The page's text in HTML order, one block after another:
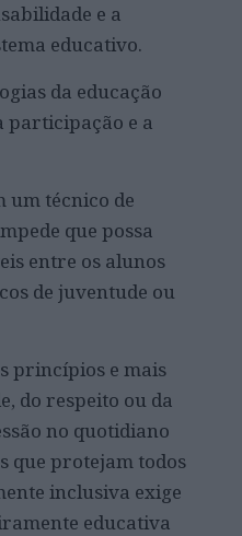
e a
educativo.
da educação
participação e a
um técnico de
que possa
entre os alunos
de juventude ou
princípios e mais
do respeito ou da
no quotidiano
que protejam todos
inclusiva exige
educativa